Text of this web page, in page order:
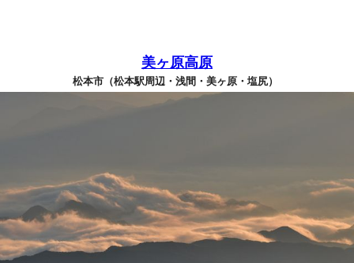
美ヶ原高原
松本市（松本駅周辺・浅間・美ヶ原・塩尻）